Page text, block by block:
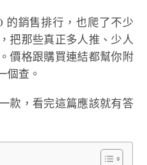
的銷售排行，也爬了不少
把那些真正多人推、少人
價格跟購買連結都幫你附
個查。
款，看完這篇應該就有答